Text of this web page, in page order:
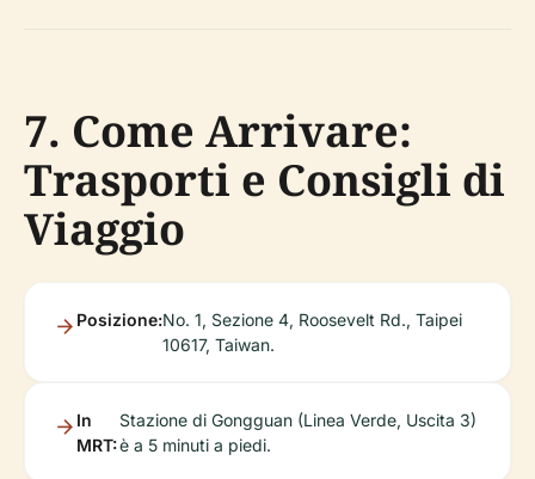
7. Come Arrivare:
Trasporti e Consigli di
Viaggio
Posizione:No. 1, Sezione 4, Roosevelt Rd., Taipei
10617, Taiwan.
In
MRT:
Stazione di Gongguan (Linea Verde, Uscita 3)
è a 5 minuti a piedi.